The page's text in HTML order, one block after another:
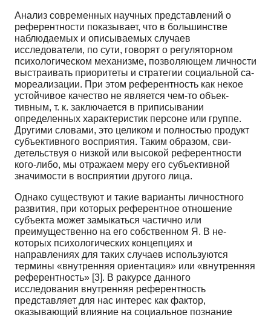
Анализ современных научных представлений о
референтности показывает, что в большинст­ве
наблюдаемых и описываемых случаев
исследователи, по сути, говорят о регуляторном
психоло­гическом механизме, позволяющем личности
выстраивать приоритеты и стратегии социальной са­
мореализации. При этом референтность как некое
устойчивое качество не является чем-то объек­
тивным, т. к. заключается в приписывании
определенных характеристик персоне или группе.
Дру­гими словами, это целиком и полностью продукт
субъективного восприятия. Таким образом, сви­
детельствуя о низкой или высокой референтности
кого-либо, мы отражаем меру его субъективной
значимости в восприятии другого лица.
Однако существуют и такие варианты личностного
развития, при которых референтное от­ношение
субъекта может замыкаться частично или
преимущественно на его собственном Я. В не­
которых психологических концепциях и
направлениях для таких случаев используются
термины «внутренняя ориентация» или «внутренняя
референтность» [3]. В ракурсе данного
исследования внутренняя референтность
представляет для нас интерес как фактор,
оказывающий влияние на со­циальное познание